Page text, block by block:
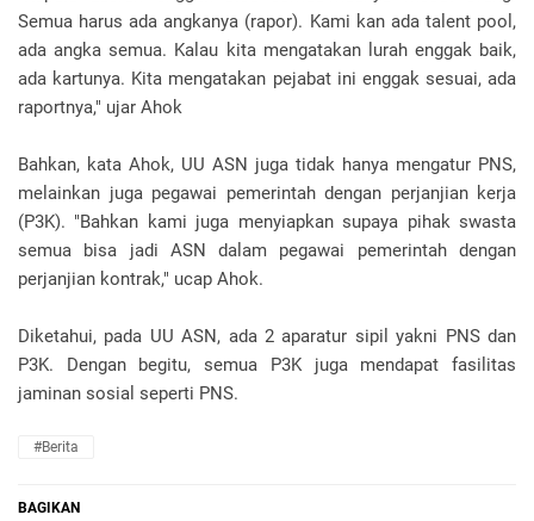
Semua harus ada angkanya (rapor). Kami kan ada talent pool,
ada angka semua. Kalau kita mengatakan lurah enggak baik,
ada kartunya. Kita mengatakan pejabat ini enggak sesuai, ada
raportnya," ujar Ahok
Bahkan, kata Ahok, UU ASN juga tidak hanya mengatur PNS,
melainkan juga pegawai pemerintah dengan perjanjian kerja
(P3K). "Bahkan kami juga menyiapkan supaya pihak swasta
semua bisa jadi ASN dalam pegawai pemerintah dengan
perjanjian kontrak," ucap Ahok.
Diketahui, pada UU ASN, ada 2 aparatur sipil yakni PNS dan
P3K. Dengan begitu, semua P3K juga mendapat fasilitas
jaminan sosial seperti PNS.
#Berita
BAGIKAN